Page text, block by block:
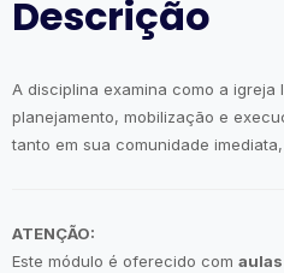
Descrição
A disciplina examina como a
planejamento, mobilização e
tanto em sua comunidade
ATENÇÃO:
Este módulo é oferecido com